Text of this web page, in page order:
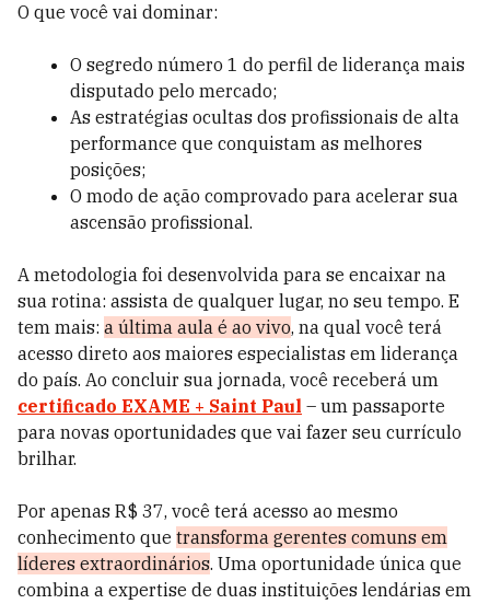
O que você vai dominar:
O segredo número 1 do perfil de liderança mais
disputado pelo mercado;
As estratégias ocultas dos profissionais de alta
performance que conquistam as melhores
posições;
O modo de ação comprovado para acelerar sua
ascensão profissional.
A metodologia foi desenvolvida para se encaixar na
sua rotina: assista de qualquer lugar, no seu tempo. E
tem mais: a última aula é ao vivo, na qual você terá
acesso direto aos maiores especialistas em liderança
do país. Ao concluir sua jornada, você receberá um
certificado EXAME + Saint Paul – um passaporte
para novas oportunidades que vai fazer seu currículo
brilhar.
Por apenas R$ 37, você terá acesso ao mesmo
conhecimento que transforma gerentes comuns em
líderes extraordinários. Uma oportunidade única que
combina a expertise de duas instituições lendárias em